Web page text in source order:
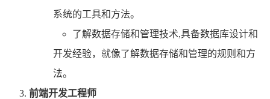
系统的工具和方法。
了解数据存储和管理技术,具备数据库设计和
开发经验，就像了解数据存储和管理的规则和方
法。
前端开发工程师